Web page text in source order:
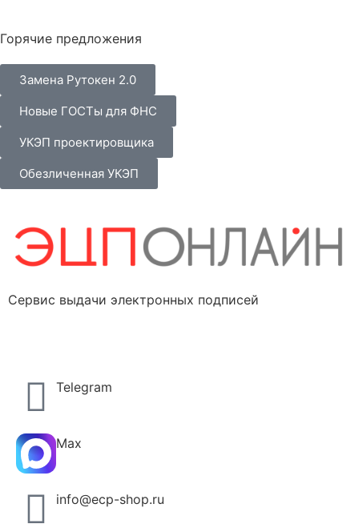
Горячие предложения
Замена Рутокен 2.0
Новые ГОСТы для ФНС
УКЭП проектировщика
Обезличенная УКЭП
Сервис выдачи электронных подписей
Telegram
Max
info@ecp-shop.ru